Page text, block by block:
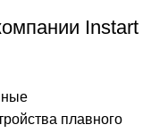
Instart
плавного